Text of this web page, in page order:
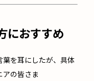
におすすめ
葉を耳にしたが、具体
の皆さま